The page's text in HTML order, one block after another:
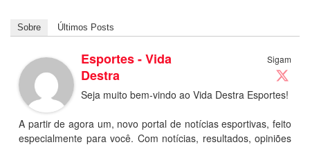
Sobre Últimos Posts
Sigam
Esportes - Vida
Destra
Seja muito bem-vindo ao Vida Destra Esportes!
A partir de agora um, novo portal de notícias esportivas, feito
especialmente para você. Com notícias, resultados, opiniões